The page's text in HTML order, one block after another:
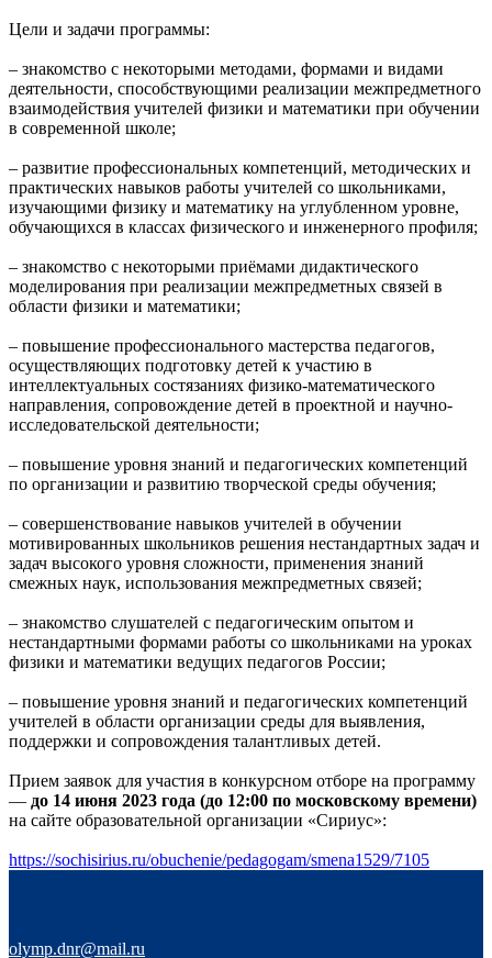
Цели и задачи программы:
– знакомство с некоторыми методами, формами и видами
деятельности, способствующими реализации межпредметного
взаимодействия учителей физики и математики при обучении
в современной школе;
– развитие профессиональных компетенций, методических и
практических навыков работы учителей со школьниками,
изучающими физику и математику на углубленном уровне,
обучающихся в классах физического и инженерного профиля;
– знакомство с некоторыми приёмами дидактического
моделирования при реализации межпредметных связей в
области физики и математики;
– повышение профессионального мастерства педагогов,
осуществляющих подготовку детей к участию в
интеллектуальных состязаниях физико-математического
направления, сопровождение детей в проектной и научно-
исследовательской деятельности;
– повышение уровня знаний и педагогических компетенций
по организации и развитию творческой среды обучения;
– совершенствование навыков учителей в обучении
мотивированных школьников решения нестандартных задач и
задач высокого уровня сложности, применения знаний
смежных наук, использования межпредметных связей;
– знакомство слушателей с педагогическим опытом и
нестандартными формами работы со школьниками на уроках
физики и математики ведущих педагогов России;
– повышение уровня знаний и педагогических компетенций
учителей в области организации среды для выявления,
поддержки и сопровождения талантливых детей.
Прием заявок для участия в конкурсном отборе на программу
— до 14 июня 2023 года (до 12:00 по московскому времени)
на сайте образовательной организации «Сириус»:
https://sochisirius.ru/obuchenie/pedagogam/smena1529/7105
olymp.dnr@mail.ru